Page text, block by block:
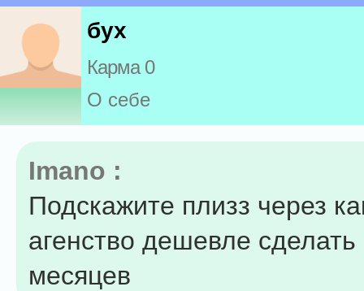
бух
Карма 0
О себе
Imano :
Подскажите плизз через
агенство дешевле сделать
месяцев